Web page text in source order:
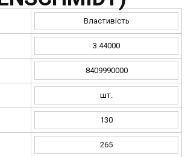
Властивість
3.44000
8409990000
шт.
130
265